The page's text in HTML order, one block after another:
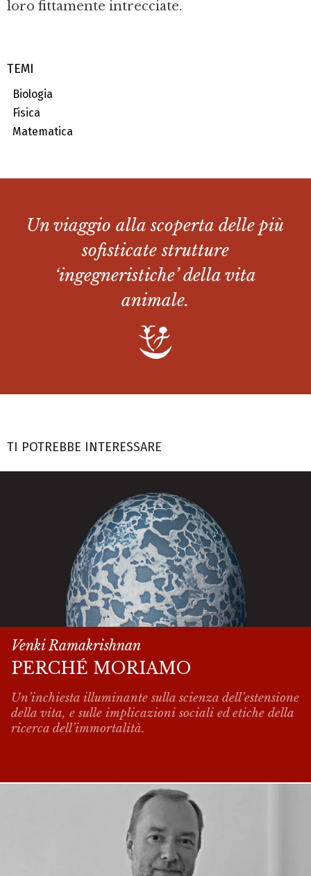
TEMI
Biologia
Fisica
Matematica
loro fittamente intrecciate.
Un viaggio alla scoperta delle più
sofisticate strutture
‘ingegneristiche’ della vita
animale.
TI POTREBBE INTERESSARE
Venki Ramakrishnan
PERCHÉ MORIAMO
Un’inchiesta illuminante sulla scienza dell’estensione
della vita, e sulle implicazioni sociali ed etiche della
ricerca dell’immortalità.